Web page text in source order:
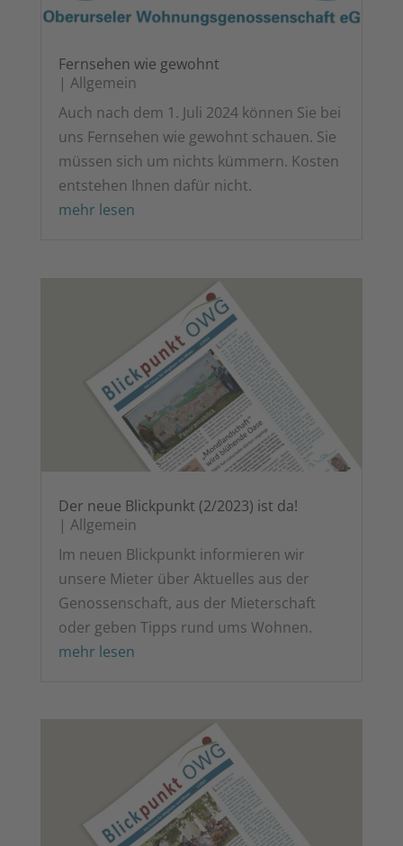
Fern­se­hen wie gewohnt
| All­ge­mein
Auch nach dem 1. Juli 2024 kön­nen Sie bei
uns Fern­se­hen wie gewohnt schau­en. Sie
müs­sen sich um nichts küm­mern. Kos­ten
ent­ste­hen Ihnen dafür nicht.
mehr lesen
Der neue Blick­punkt (2/2023) ist da!
| All­ge­mein
Im neu­en Blick­punkt infor­mie­ren wir
unse­re Mie­ter über Aktu­el­les aus der
Genos­sen­schaft, aus der Mie­ter­schaft
oder geben Tipps rund ums Wohnen.
mehr lesen